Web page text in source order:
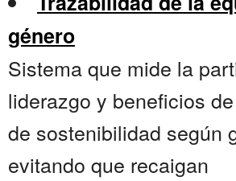
género
Sistema que mide la
liderazgo y beneficios
de sostenibilidad según
evitando que recaigan